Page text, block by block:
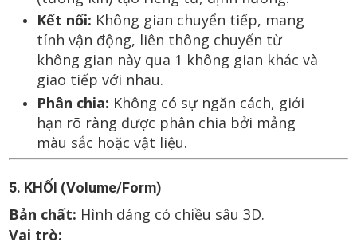
Kết nối: Không gian chuyển tiếp, mang
tính vận động, liên thông chuyển từ
không gian này qua 1 không gian khác và
giao tiếp với nhau.
Phân chia: Không có sự ngăn cách, giới
hạn rõ ràng được phân chia bởi mảng
màu sắc hoặc vật liệu.
5. KHỐI (Volume/Form)
Bản chất: Hình dáng có chiều sâu 3D.
Vai trò: